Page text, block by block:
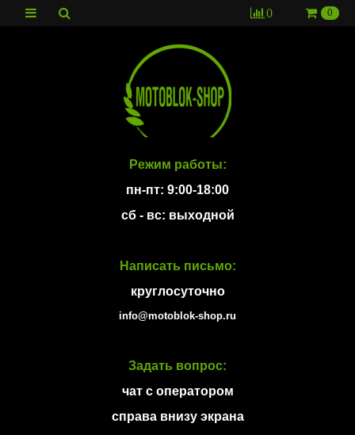
0 0
Режим работы:
пн-пт: 9:00-18:00
сб - вс: выходной
Написать письмо:
круглосуточно
info@motoblok-shop.ru
Задать вопрос:
чат с оператором
справа внизу экрана